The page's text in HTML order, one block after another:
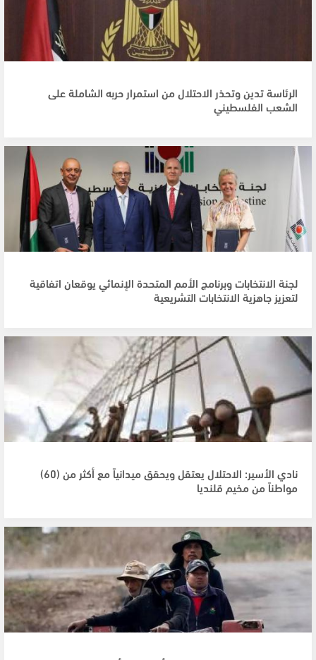
الرئاسة تدين وتحذر الاحتلال من استمرار حربه الشاملة على
الشعب الفلسطيني
لجنة الانتخابات وبرنامج الأمم المتحدة الإنمائي يوقعان اتفاقية
لتعزيز جاهزية الانتخابات التشريعية
نادي الأسير: الاحتلال يعتقل ويحقق ميدانياً مع أكثر من (60)
مواطناً من مخيم قلنديا